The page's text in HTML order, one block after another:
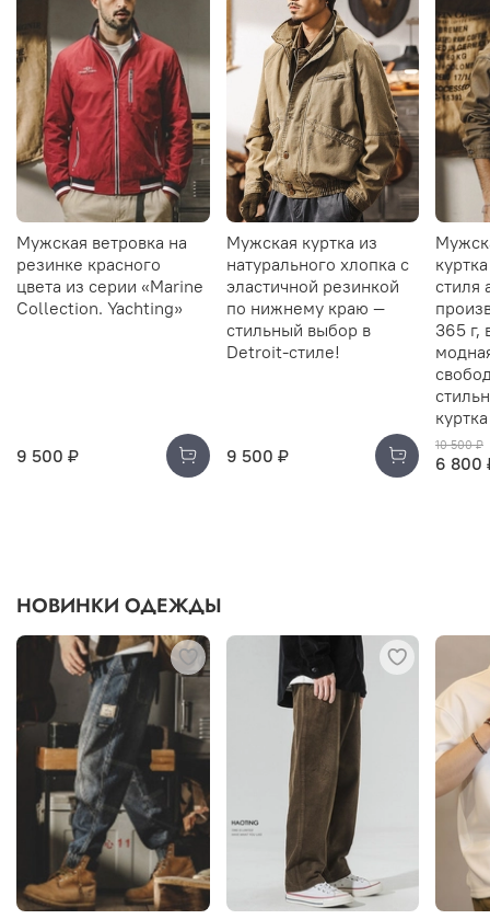
Мужская ветровка на
резинке красного
цвета из серии «Marine
Collection. Yachting»
9 500 ₽
Мужская куртка из
натурального хлопка с
эластичной резинкой
по нижнему краю —
стильный выбор в
Detroit-стиле!
9 500 ₽
стиля
365 г,
10 500 ₽
6 800
НОВИНКИ ОДЕЖДЫ